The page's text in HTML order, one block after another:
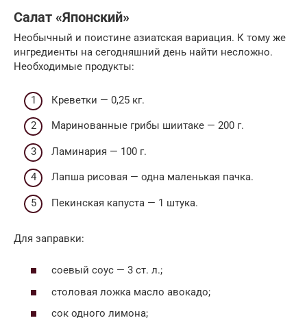
Салат «Японский»
Необычный и поистине азиатская вариация. К тому же
ингредиенты на сегодняшний день найти несложно.
Необходимые продукты:
Креветки — 0,25 кг.
Маринованные грибы шиитаке — 200 г.
Ламинария — 100 г.
Лапша рисовая — одна маленькая пачка.
Пекинская капуста — 1 штука.
Для заправки:
соевый соус — 3 ст. л.;
столовая ложка масло авокадо;
сок одного лимона;